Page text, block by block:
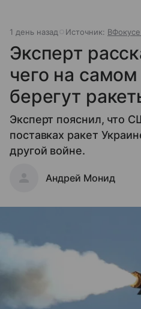
1 день назад Источник:
Эксперт
чего на
берегут
Эксперт пояснил, что
поставках ракет
другой войне.
Андрей Монид